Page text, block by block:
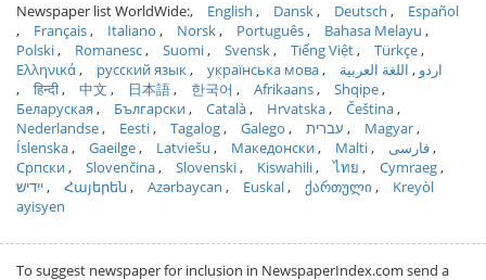
Newspaper list WorldWide: English Dansk Deutsch
Español
Français
Italiano Norsk Português
Bahasa Melayu
Polski
Romanesc Suomi Svensk Tiếng Việt
Türkçe
Ελληνικά
русский язык українська мова اردو
اللغة العربية
हिन्दी
中文 日本語 한국어 Afrikaans
Shqipe
Беларуская
Български Català Hrvatska
Čeština
Nederlandse
Eesti Tagalog Galego עברית
Magyar
Íslenska
Gaeilge Latviešu Македонски Malti
فارسی
Српски
Slovenčina Slovenski Kiswahili ไทย
Cymraeg
ייִדיש
Հայերեն Azərbaycan Euskal ქართული
Kreyòl
ayisyen
To suggest newspaper for inclusion in NewspaperIndex.com send a